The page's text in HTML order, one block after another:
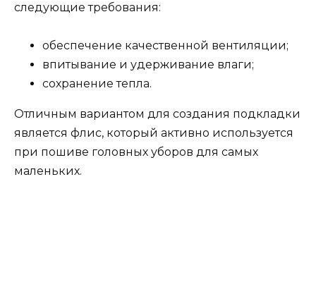
следующие требования:
обеспечение качественной вентиляции;
впитывание и удерживание влаги;
сохранение тепла.
Отличным вариантом для создания подкладки
является флис, который активно используется
при пошиве головных уборов для самых
маленьких.